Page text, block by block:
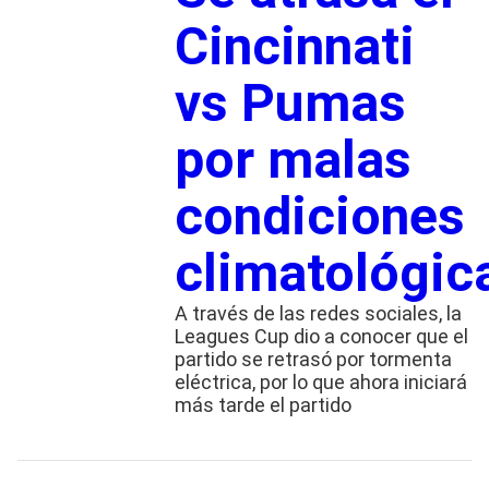
Cincinnati
vs Pumas
por malas
condiciones
A través de las redes sociales, la
Leagues Cup dio a conocer que el
partido se retrasó por tormenta
eléctrica, por lo que ahora iniciará
más tarde el partido